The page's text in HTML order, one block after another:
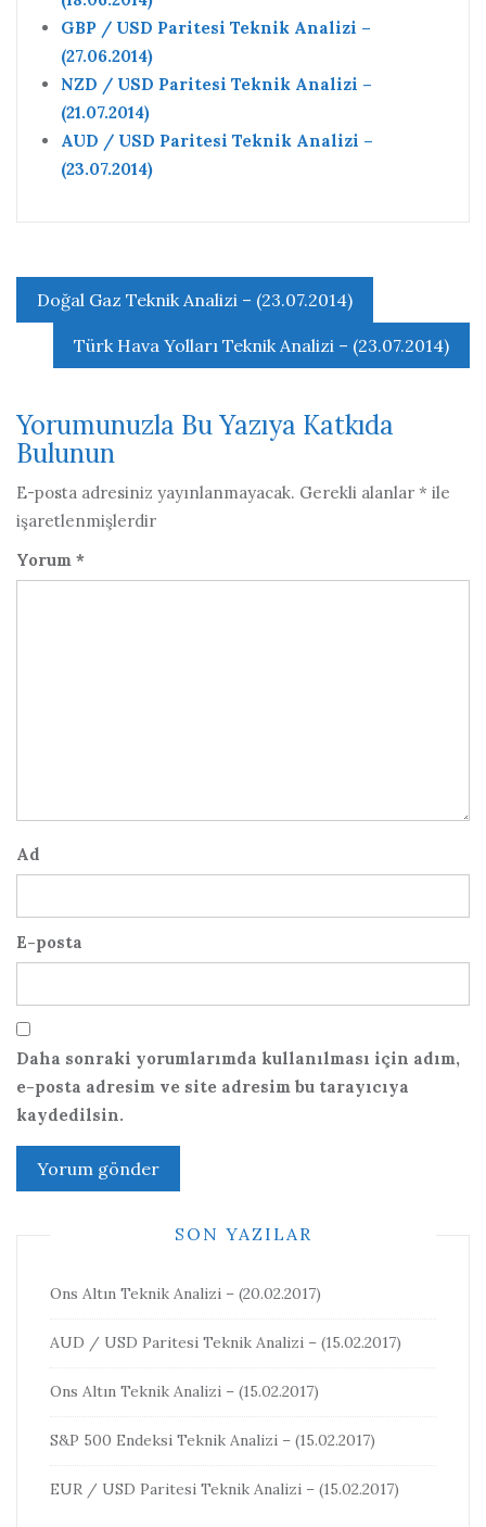
GBP / USD Paritesi Teknik Analizi –
(27.06.2014)
NZD / USD Paritesi Teknik Analizi –
(21.07.2014)
AUD / USD Paritesi Teknik Analizi –
(23.07.2014)
Yazı
gezinmesi
Doğal Gaz Teknik Analizi – (23.07.2014)
Türk Hava Yolları Teknik Analizi – (23.07.2014)
Yorumunuzla Bu Yazıya Katkıda
Bulunun
E-posta adresiniz yayınlanmayacak. Gerekli alanlar * ile
işaretlenmişlerdir
Yorum *
Ad
E-posta
Daha sonraki yorumlarımda kullanılması için adım,
e-posta adresim ve site adresim bu tarayıcıya
kaydedilsin.
SON YAZILAR
Ons Altın Teknik Analizi – (20.02.2017)
AUD / USD Paritesi Teknik Analizi – (15.02.2017)
Ons Altın Teknik Analizi – (15.02.2017)
S&P 500 Endeksi Teknik Analizi – (15.02.2017)
EUR / USD Paritesi Teknik Analizi – (15.02.2017)